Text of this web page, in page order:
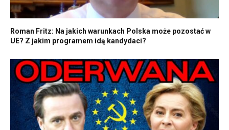
Roman Fritz: Na jakich warunkach Polska może pozostać w
UE? Z jakim programem idą kandydaci?